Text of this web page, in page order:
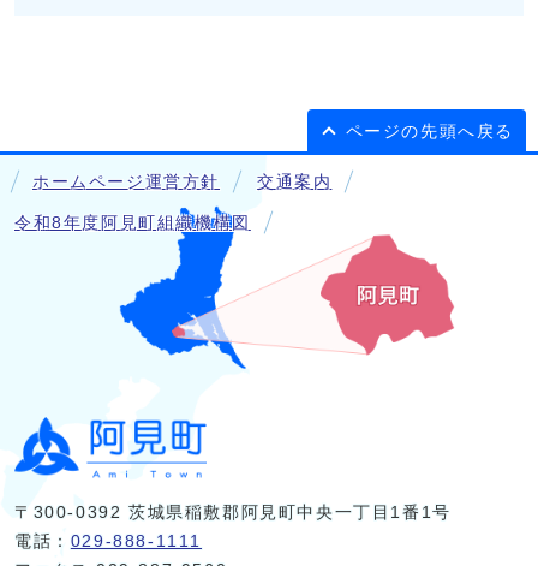
ページの先頭へ戻る
ホームページ運営方針 交通案内
令和8年度阿見町組織機構図
〒300-0392 茨城県稲敷郡阿見町中央一丁目1番1号
電話： 029-888-1111